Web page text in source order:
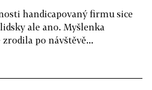
handicapovaný firmu sice
ale ano. Myšlenka
po návštěvě...